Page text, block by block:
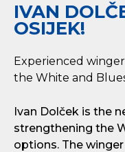
IVAN
OSIJEK!
Experienced
the White and
Ivan Dolček is the
strengthening the
options. The